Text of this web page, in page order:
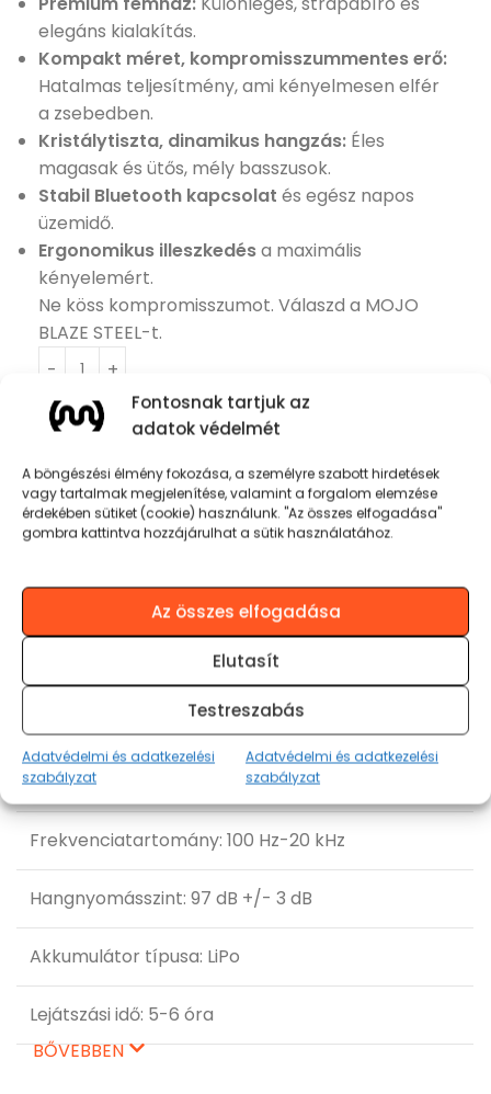
Fontosnak tartjuk az
adatok védelmét
A böngészési élmény fokozása, a személyre szabott hirdetések
vagy tartalmak megjelenítése, valamint a forgalom elemzése
érdekében sütiket (cookie) használunk. "Az összes elfogadása"
gombra kattintva hozzájárulhat a sütik használatához.
Az összes elfogadása
Elutasít
Testreszabás
Adatvédelmi és adatkezelési
szabályzat
Adatvédelmi és adatkezelési
szabályzat
elegáns kialakítás.
Kompakt méret, kompromisszummentes erő:
Hatalmas teljesítmény, ami kényelmesen elfér
a zsebedben.
Kristálytiszta, dinamikus hangzás: Éles
magasak és ütős, mély basszusok.
Stabil Bluetooth kapcsolat és egész napos
üzemidő.
Ergonomikus illeszkedésa maximális
kényelemért.
Ne köss kompromisszumot. Válaszd a MOJO
BLAZE STEEL-t.
KOSÁRBA TESZEM
Bluetooth® technológia v5.4
Bluetooth csatlakozási táv 10 méterig
Frekvenciasáv: 2.402 GHz-2.48 GHz
Érzékenység: 112 dB +/- 3 dB
Frekvenciatartomány: 100 Hz-20 kHz
Hangnyomásszint: 97 dB +/- 3 dB
Akkumulátor típusa: LiPo
Lejátszási idő: 5-6 óra
BŐVEBBEN